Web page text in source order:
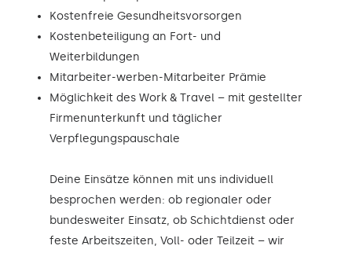
Kostenfreie Gesundheitsvorsorgen
Kostenbeteiligung an Fort- und
Weiterbildungen
Mitarbeiter-werben-Mitarbeiter Prämie
Möglichkeit des Work & Travel – mit gestellter
Firmenunterkunft und täglicher
Verpflegungspauschale
Deine Einsätze können mit uns individuell
besprochen werden: ob regionaler oder
bundesweiter Einsatz, ob Schichtdienst oder
feste Arbeitszeiten, Voll- oder Teilzeit – wir